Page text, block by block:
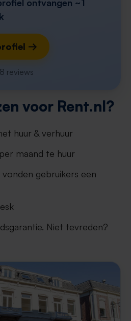
ontvangen ~1
→
reviews
voor Rent.nl?
huur & verhuur
maand te huur
gebruikers een
Niet tevreden?